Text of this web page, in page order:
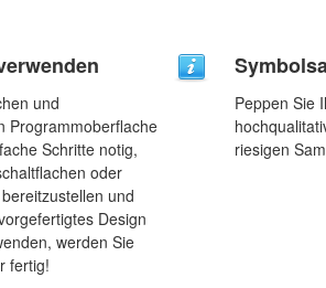
und
Programmoberflache
Schritte notig,
oder
und
Design
werden Sie
fertig!
Peppen Sie
riesigen